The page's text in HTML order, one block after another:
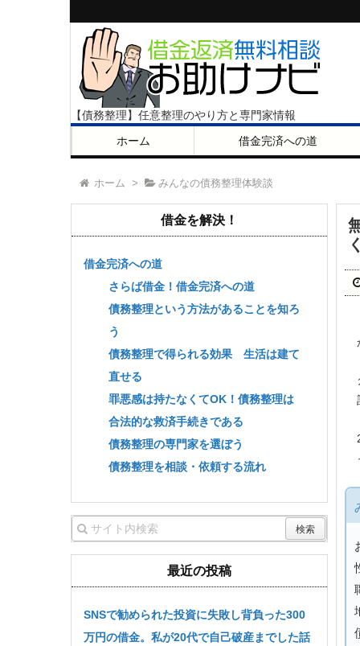
【債務整理】任意整理のやり方と専門家情報
ホーム
借金完済への道
ホーム > みんなの債務整理体験談
借金を解決！
借金完済への道
さらば借金！借金完済への道
債務整理という方法があることを知ろ
う
債務整理で得られる効果 生活は建て
直せる
罪悪感は持たなくてOK！債務整理は
合法的な救済手続きである
債務整理の専門家を選ぼう
債務整理を相談・依頼する流れ
最近の投稿
SNSで勧められた投資に失敗し背負った300
万円の借金。私が20代で自己破産までした話